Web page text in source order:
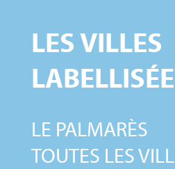
LES VILLES
LE PALMARÈS
TOUTES LES